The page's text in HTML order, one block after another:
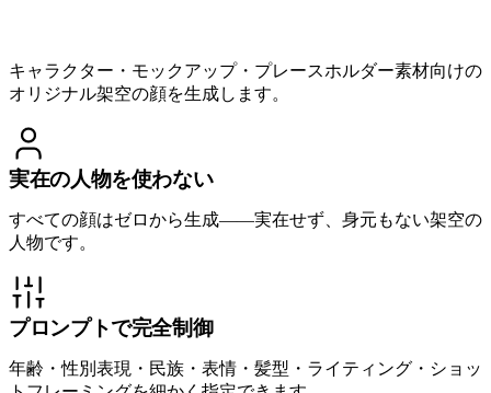
キャラクター・モックアップ・プレースホルダー素材向けの
オリジナル架空の顔を生成します。
実在の人物を使わない
すべての顔はゼロから生成——実在せず、身元もない架空の
人物です。
プロンプトで完全制御
年齢・性別表現・民族・表情・髪型・ライティング・ショッ